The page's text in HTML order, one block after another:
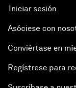
Iniciar sesión
Asóciese con
Conviértase en
Regístrese para